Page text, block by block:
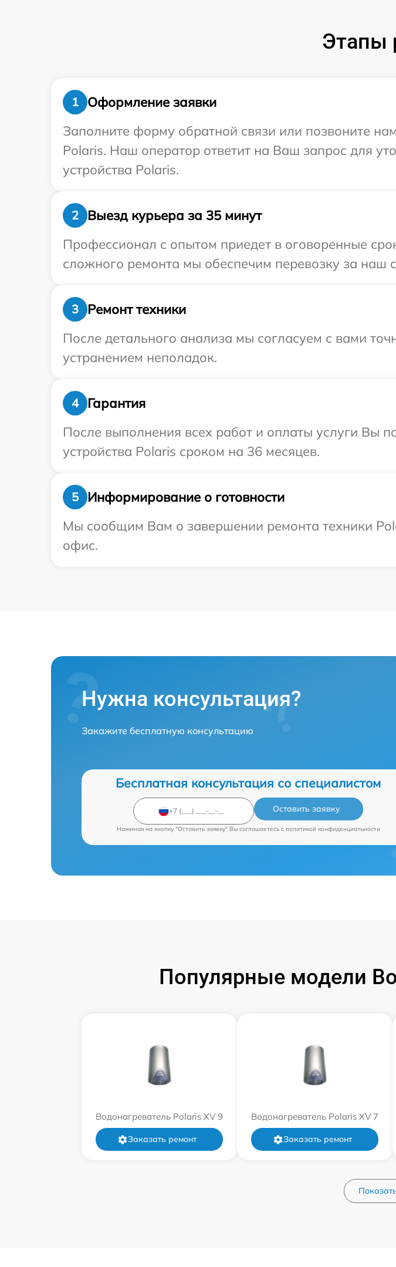
Этапы
1
Оформление заявки
Заполните форму обратной связи или позвоните
Polaris. Наш оператор ответит на Ваш запрос для
устройства Polaris.
2
Выезд курьера за 35 минут
Профессионал с опытом приедет в оговоренные
сложного ремонта мы обеспечим перевозку за наш
3
Ремонт техники
После детального анализа мы согласуем с вами
устранением неполадок.
4
Гарантия
После выполнения всех работ и оплаты услуги Вы
устройства Polaris сроком на 36 месяцев.
5
Информирование о готовности
Мы сообщим Вам о завершении ремонта техники
офис.
Нужна консультация?
Закажите бесплатную консультацию
Бесплатная консультация со специалистом
Оставить заявку
Нажимая на кнопку "Оставить заявку" Вы соглашаетесь c политикой конфиденциальности
Популярные модели
Водонагреватель Polaris XV 9
Заказать ремонт
Водонагреватель Polaris XV 7
Заказать ремонт